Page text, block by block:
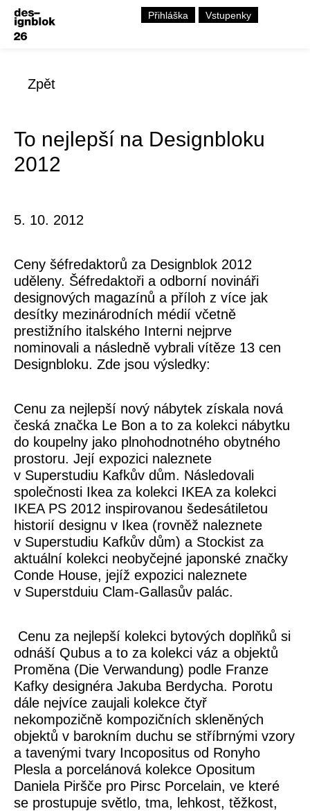
Přihláška Vstupenky
Zpět
To nejlepší na Designbloku
2012
5. 10. 2012
Ceny šéfredaktorů za Designblok 2012
uděleny. Šéfredaktoři a odborní novináři
designových magazínů a příloh z více jak
desítky mezinárodních médií včetně
prestižního italského Interni nejprve
nominovali a následně vybrali vítěze 13 cen
Designbloku. Zde jsou výsledky:
Cenu za nejlepší nový nábytek získala nová
česká značka Le Bon a to za kolekci nábytku
do koupelny jako plnohodnotného obytného
prostoru. Její expozici naleznete
v Superstudiu Kafkův dům. Následovali
společnosti Ikea za kolekci IKEA za kolekci
IKEA PS 2012 inspirovanou šedesátiletou
historií designu v Ikea (rovněž naleznete
v Superstudiu Kafkův dům) a Stockist za
aktuální kolekci neobyčejné japonské značky
Conde House, jejíž expozici naleznete
v Superstduiu Clam-Gallasův palác.
Cenu za nejlepší kolekci bytových doplňků si
odnáší Qubus a to za kolekci váz a objektů
Proměna (Die Verwandung) podle Franze
Kafky designéra Jakuba Berdycha. Porotu
dále nejvíce zaujali kolekce čtyř
nekompozičně kompozičních skleněných
objektů v barokním duchu se stříbrnými vzory
a tavenými tvary Incopositus od Ronyho
Plesla a porcelánová kolekce Opositum
Daniela Piršče pro Pirsc Porcelain, ve které
se prostupuje světlo, tma, lehkost, těžkost,